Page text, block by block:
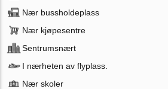
Nær bussholdeplass
Nær kjøpesentre
Sentrumsnært
I nærheten av flyplass.
Nær skoler